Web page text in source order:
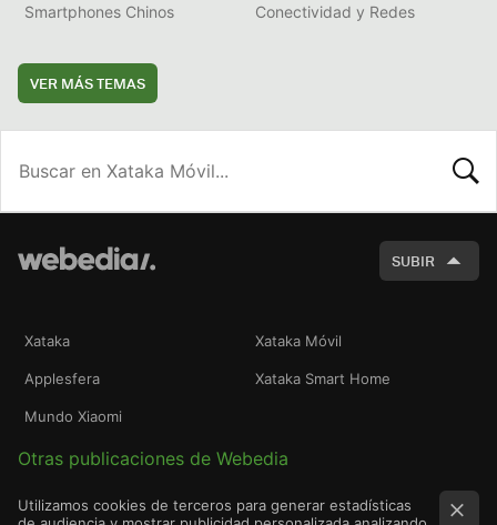
Smartphones Chinos Conectividad y Redes
VER MÁS TEMAS
SUBIR
Xataka Xataka Móvil
Applesfera Xataka Smart Home
Mundo Xiaomi
Otras publicaciones de Webedia
Utilizamos cookies de terceros para generar estadísticas